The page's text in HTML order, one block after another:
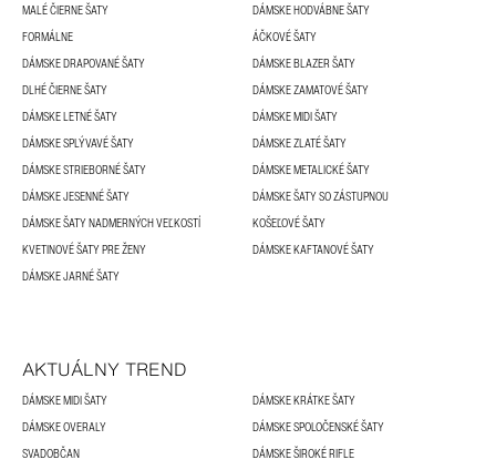
MALÉ ČIERNE ŠATY
DÁMSKE HODVÁBNE ŠATY
FORMÁLNE
ÁČKOVÉ ŠATY
DÁMSKE DRAPOVANÉ ŠATY
DÁMSKE BLAZER ŠATY
DLHÉ ČIERNE ŠATY
DÁMSKE ZAMATOVÉ ŠATY
DÁMSKE LETNÉ ŠATY
DÁMSKE MIDI ŠATY
DÁMSKE SPLÝVAVÉ ŠATY
DÁMSKE ZLATÉ ŠATY
DÁMSKE STRIEBORNÉ ŠATY
DÁMSKE METALICKÉ ŠATY
DÁMSKE JESENNÉ ŠATY
DÁMSKE ŠATY SO ZÁSTUPNOU
DÁMSKE ŠATY NADMERNÝCH VEĽKOSTÍ
KOŠEĽOVÉ ŠATY
KVETINOVÉ ŠATY PRE ŽENY
DÁMSKE KAFTANOVÉ ŠATY
DÁMSKE JARNÉ ŠATY
AKTUÁLNY TREND
DÁMSKE MIDI ŠATY
DÁMSKE KRÁTKE ŠATY
DÁMSKE OVERALY
DÁMSKE SPOLOČENSKÉ ŠATY
SVADOBČAN
DÁMSKE ŠIROKÉ RIFLE